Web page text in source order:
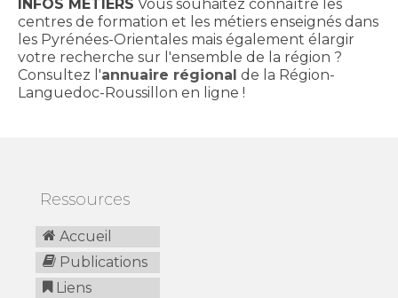
INFOS MÉTIERS Vous souhaitez connaître les
centres de formation et les métiers enseignés dans
les Pyrénées-Orientales mais également élargir
votre recherche sur l'ensemble de la région ?
Consultez l'annuaire régional de la Région-
Languedoc-Roussillon en ligne !
Ressources
Accueil
Publications
Liens